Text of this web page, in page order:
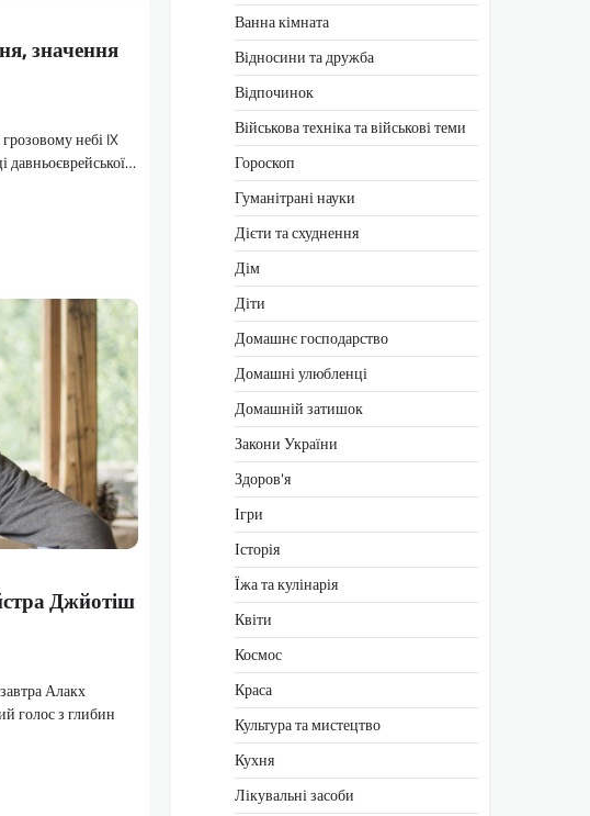
значення
небі IX
давньоєврейської…
Джйотіш
Алакх
голос з глибин
Ванна кімната
Відносини та дружба
Відпочинок
Військова техніка та військові теми
Гороскоп
Гуманітрані науки
Дієти та схуднення
Дім
Діти
Домашнє господарство
Домашні улюбленці
Домашній затишок
Закони України
Здоров'я
Ігри
Історія
Їжа та кулінарія
Квіти
Космос
Краса
Культура та мистецтво
Кухня
Лікувальні засоби